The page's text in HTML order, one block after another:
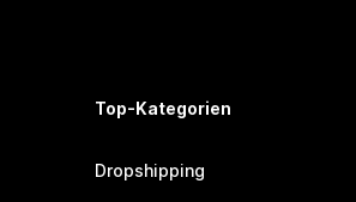
Top-Kategorien
Dropshipping